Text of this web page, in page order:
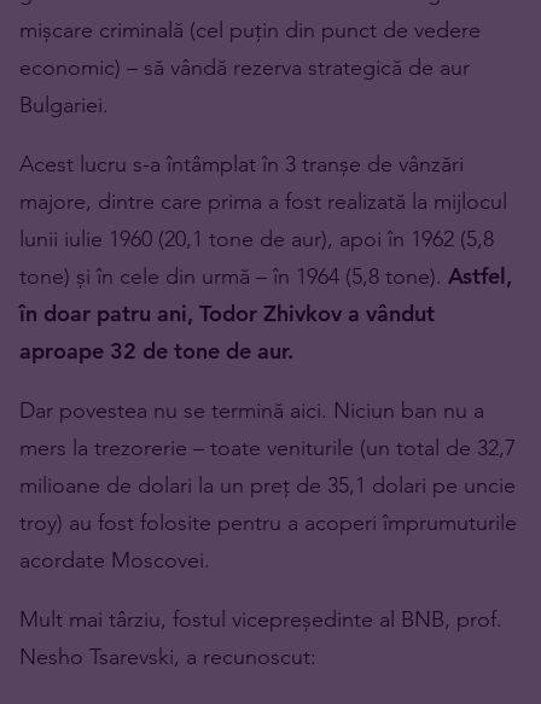
mișcare criminală (cel puțin din punct de vedere
economic) – să vândă rezerva strategică de aur
Bulgariei.
Acest lucru s-a întâmplat în 3 tranșe de vânzări
majore, dintre care prima a fost realizată la mijlocul
lunii iulie 1960 (20,1 tone de aur), apoi în 1962 (5,8
tone) și în cele din urmă – în 1964 (5,8 tone). Astfel,
în doar patru ani, Todor Zhivkov a vândut
aproape 32 de tone de aur.
Dar povestea nu se termină aici. Niciun ban nu a
mers la trezorerie – toate veniturile (un total de 32,7
milioane de dolari la un preț de 35,1 dolari pe uncie
troy) au fost folosite pentru a acoperi împrumuturile
acordate Moscovei.
Mult mai târziu, fostul vicepreședinte al BNB, prof.
Nesho Tsarevski, a recunoscut: